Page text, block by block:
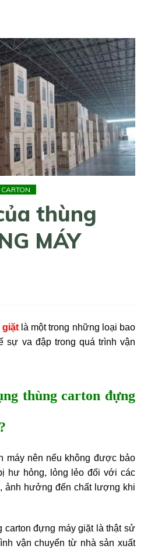
thùng
MÁY
giặtlà một trong những loại bao
sự va đập trong quá trình vận
thùng carton đựng
máy nên nếu không được bảo
hư hỏng, lỏng lẻo đối với các
ảnh hưởng đến chất lượng khi
carton đựng máy giặt là thật sử
vận chuyển từ nhà sản xuất